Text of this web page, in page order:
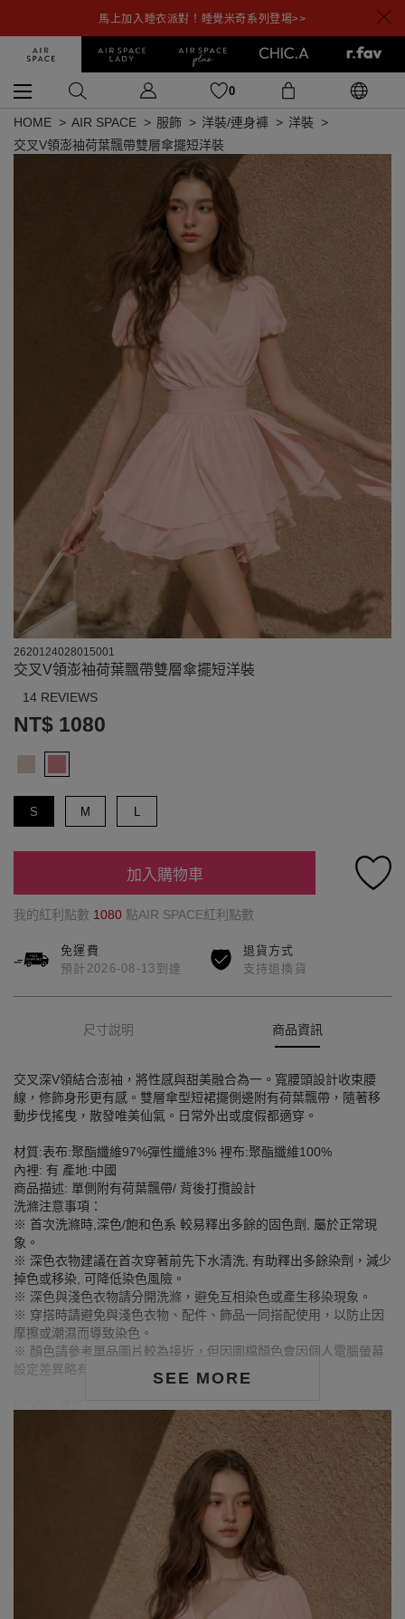
馬上加入睡衣派對！睡覺米奇系列登場>>
0
HOME AIR SPACE 服飾 洋裝/連身褲
洋裝
交叉V領澎袖荷葉飄帶雙層傘擺短洋裝
2620124028015001
交叉V領澎袖荷葉飄帶雙層傘擺短洋裝
14 REVIEWS
NT$ 1080
S M L
加入購物車
我的紅利點數 1080 點AIR SPACE紅利點數
免運費
預計2026-08-13到達
退貨方式
支持退換貨
尺寸說明 商品資訊
SEE MORE
交叉深V領結合澎袖，將性感與甜美融合為一。寬腰頭設計收束腰
線，修飾身形更有感。雙層傘型短裙擺側邊附有荷葉飄帶，隨著移
動步伐搖曳，散發唯美仙氣。日常外出或度假都適穿。
材質:表布:聚酯纖維97%彈性纖維3% 裡布:聚酯纖維100%
內裡: 有 產地:中國
商品描述: 單側附有荷葉飄帶/ 背後打攬設計
洗滌注意事項：
※ 首次洗滌時,深色/飽和色系 較易釋出多餘的固色劑, 屬於正常現
象。
※ 深色衣物建議在首次穿著前先下水清洗, 有助釋出多餘染劑，減少
掉色或移染, 可降低染色風險。
※ 深色與淺色衣物請分開洗滌，避免互相染色或產生移染現象。
※ 穿搭時請避免與淺色衣物、配件、飾品一同搭配使用，以防止因
摩擦或潮濕而導致染色。
※ 顏色請參考單品圖片較為接近，但因圖檔顏色會因個人電腦螢幕
設定差異略有不同，請以實際商品顏色為準。
身高177cm／胸圍Bust：83cm
腰圍Waist：60cm／臀圍hips：89cm
試穿報告：模特兒穿著S號